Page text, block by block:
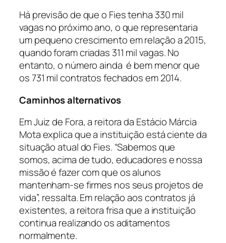
Há previsão de que o Fies tenha 330 mil
vagas no próximo ano, o que representaria
um pequeno crescimento em relação a 2015,
quando foram criadas 311 mil vagas. No
entanto, o número ainda é bem menor que
os 731 mil contratos fechados em 2014.
Caminhos alternativos
Em Juiz de Fora, a reitora da Estácio Márcia
Mota explica que a instituição está ciente da
situação atual do Fies. “Sabemos que
somos, acima de tudo, educadores e nossa
missão é fazer com que os alunos
mantenham-se firmes nos seus projetos de
vida”, ressalta. Em relação aos contratos já
existentes, a reitora frisa que a instituição
continua realizando os aditamentos
normalmente.